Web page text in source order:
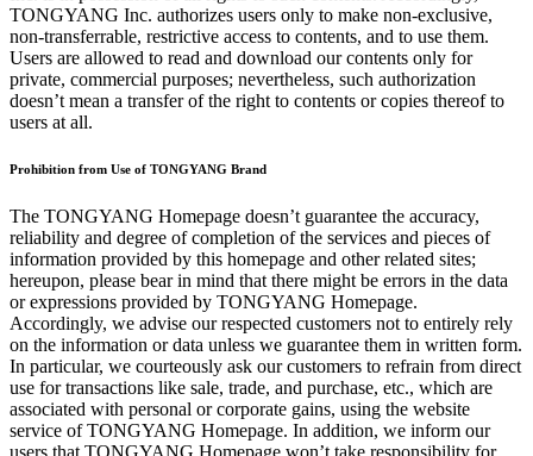
TONGYANG Inc. authorizes users only to make non-exclusive,
non-transferrable, restrictive access to contents, and to use them.
Users are allowed to read and download our contents only for
private, commercial purposes; nevertheless, such authorization
doesn’t mean a transfer of the right to contents or copies thereof to
users at all.
Prohibition from Use of TONGYANG Brand
The TONGYANG Homepage doesn’t guarantee the accuracy,
reliability and degree of completion of the services and pieces of
information provided by this homepage and other related sites;
hereupon, please bear in mind that there might be errors in the data
or expressions provided by TONGYANG Homepage.
Accordingly, we advise our respected customers not to entirely rely
on the information or data unless we guarantee them in written form.
In particular, we courteously ask our customers to refrain from direct
use for transactions like sale, trade, and purchase, etc., which are
associated with personal or corporate gains, using the website
service of TONGYANG Homepage. In addition, we inform our